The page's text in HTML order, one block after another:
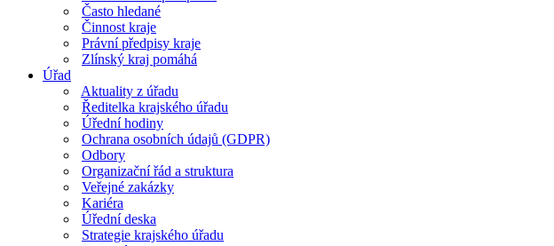
Často hledané
Činnost kraje
Právní předpisy kraje
Zlínský kraj pomáhá
Úřad
Aktuality z úřadu
Ředitelka krajského úřadu
Úřední hodiny
Ochrana osobních údajů (GDPR)
Odbory
Organizační řád a struktura
Veřejné zakázky
Kariéra
Úřední deska
Strategie krajského úřadu